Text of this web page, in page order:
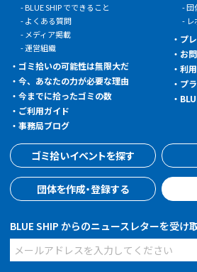
BLUE SHIP でできること
よくある質問
メディア掲載
運営組織
ゴミ拾いの可能性は無限大だ
今、あなたの力が必要な理由
今までに拾ったゴミの数
ご利用ガイド
事務局ブログ
団
プ
お
利
プ
ゴミ拾いイベントを探す
団体を作成・登録する
BLUE SHIP からのニュースレターを受け